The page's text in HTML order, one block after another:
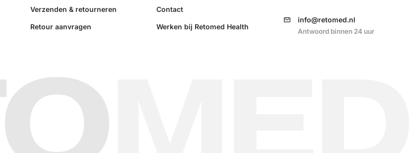
Verzenden & retourneren
Retour aanvragen
Contact
Werken bij Retomed Health
info@retomed.nl
Antwoord binnen 24 uur